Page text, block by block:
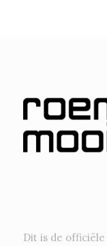
Dit is de